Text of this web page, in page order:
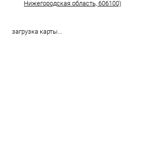
Нижегородская область, 606100)
загрузка карты...